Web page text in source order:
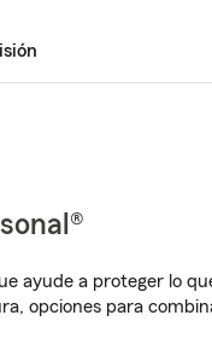
ayude a proteger lo
opciones para